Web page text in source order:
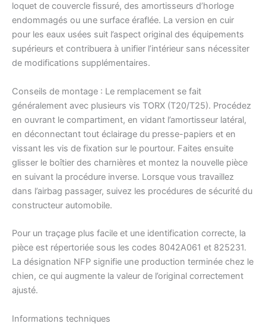
loquet de couvercle fissuré, des amortisseurs d’horloge
endommagés ou une surface éraflée. La version en cuir
pour les eaux usées suit l’aspect original des équipements
supérieurs et contribuera à unifier l’intérieur sans nécessiter
de modifications supplémentaires.
Conseils de montage : Le remplacement se fait
généralement avec plusieurs vis TORX (T20/T25). Procédez
en ouvrant le compartiment, en vidant l’amortisseur latéral,
en déconnectant tout éclairage du presse-papiers et en
vissant les vis de fixation sur le pourtour. Faites ensuite
glisser le boîtier des charnières et montez la nouvelle pièce
en suivant la procédure inverse. Lorsque vous travaillez
dans l’airbag passager, suivez les procédures de sécurité du
constructeur automobile.
Pour un traçage plus facile et une identification correcte, la
pièce est répertoriée sous les codes 8042A061 et 825231.
La désignation NFP signifie une production terminée chez le
chien, ce qui augmente la valeur de l’original correctement
ajusté.
Informations techniques